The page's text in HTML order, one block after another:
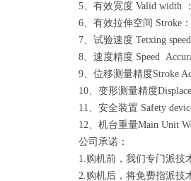
5、有效宽度 Valid width
6、有效拉伸空间 Stroke
7、试验速度 Tetxing
8、速度精度 Speed
9、位移测量精度Stroke
10、变形测量精度
11、安全装置 Safety
12、机台重量Main Unit
公司承诺：
1.购机前，我们专门派技
2.购机后，将免费指派技